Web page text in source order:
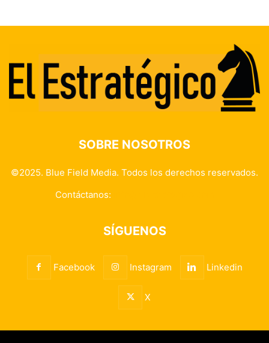
SOBRE NOSOTROS
©2025. Blue Field Media. Todos los derechos reservados.
Contáctanos:
SÍGUENOS
Facebook Instagram Linkedin
X